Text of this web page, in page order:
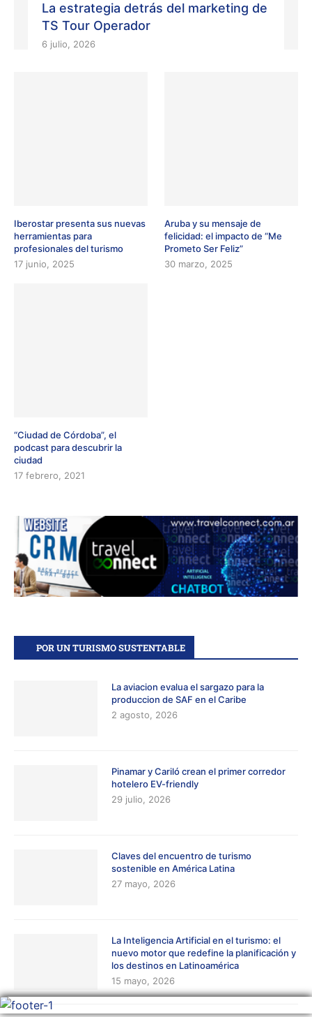
La estrategia detrás del marketing de
TS Tour Operador
6 julio, 2026
Iberostar presenta sus nuevas
herramientas para
profesionales del turismo
17 junio, 2025
Aruba y su mensaje de
felicidad: el impacto de “Me
Prometo Ser Feliz”
30 marzo, 2025
“Ciudad de Córdoba”, el
podcast para descubrir la
ciudad
17 febrero, 2021
POR UN TURISMO SUSTENTABLE
La aviacion evalua el sargazo para la
produccion de SAF en el Caribe
2 agosto, 2026
Pinamar y Cariló crean el primer corredor
hotelero EV-friendly
29 julio, 2026
Claves del encuentro de turismo
sostenible en América Latina
27 mayo, 2026
La Inteligencia Artificial en el turismo: el
nuevo motor que redefine la planificación y
los destinos en Latinoamérica
15 mayo, 2026